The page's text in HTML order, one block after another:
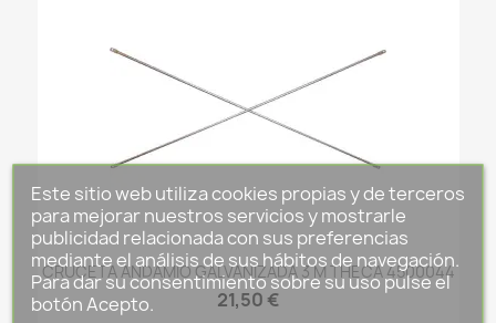
CRUCETA ANDAMIO GALVANIZADA 3 M THECA 4500044
21,50 €
Este sitio web utiliza cookies propias y de terceros
para mejorar nuestros servicios y mostrarle
publicidad relacionada con sus preferencias
mediante el análisis de sus hábitos de navegación.
Para dar su consentimiento sobre su uso pulse el
botón Acepto.